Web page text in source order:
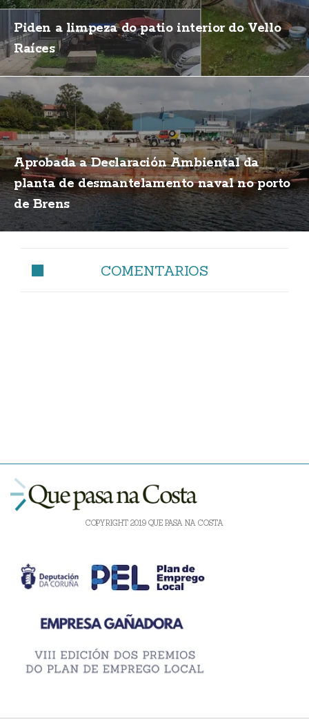
Piden a limpeza do patio interior do Vello
Raíces
Aprobada a Declaración Ambiental da
planta de desmantelamento naval no porto
de Brens
COMENTARIOS
COPYRIGHT 2019 QUE PASA NA COSTA